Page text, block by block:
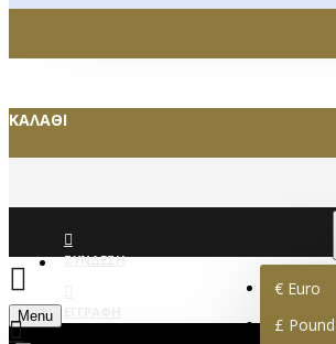
ΚΑΛΆΘΙ
ΣΎΝΔΕΣΗ
€ Euro
£
Menu